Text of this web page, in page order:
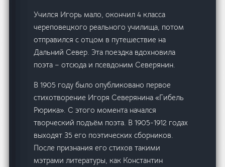
Учился Игорь мало, окончил 4 класса
череповецкого реального училища, потом
отправился с отцом в путешествие на
Дальний Север. Эта поездка вдохновила
поэта – отсюда и псевдоним Северянин.
В 1905 году было опубликовано первое
стихотворение Игоря Северянина «Гибель
Рюрика». С этого момента начался
творческий подъём поэта. В 1905-1912 годах
выходят 35 его поэтических сборников.
После признания его стихов такими
мэтрами литературы, как Константин